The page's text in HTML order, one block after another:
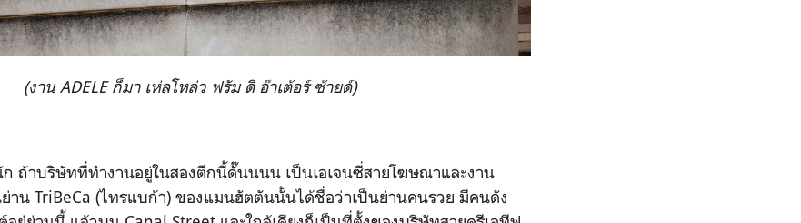
(งาน ADELE ก็มา เห่ลโหล่ว ฟรัม ดิ อ๊าเต้อร์ ซ้ายด์)
ก ถ้าบริษัทที่ทำงานอยู่ในสองตึกนี้ดั๊นนนน เป็นเอเจนซี่สายโฆษณาและงาน
าน TriBeCa (ไทรแบก้า) ของแมนฮัตตันนั้นได้ชื่อว่าเป็นย่านคนรวย มีคนดัง